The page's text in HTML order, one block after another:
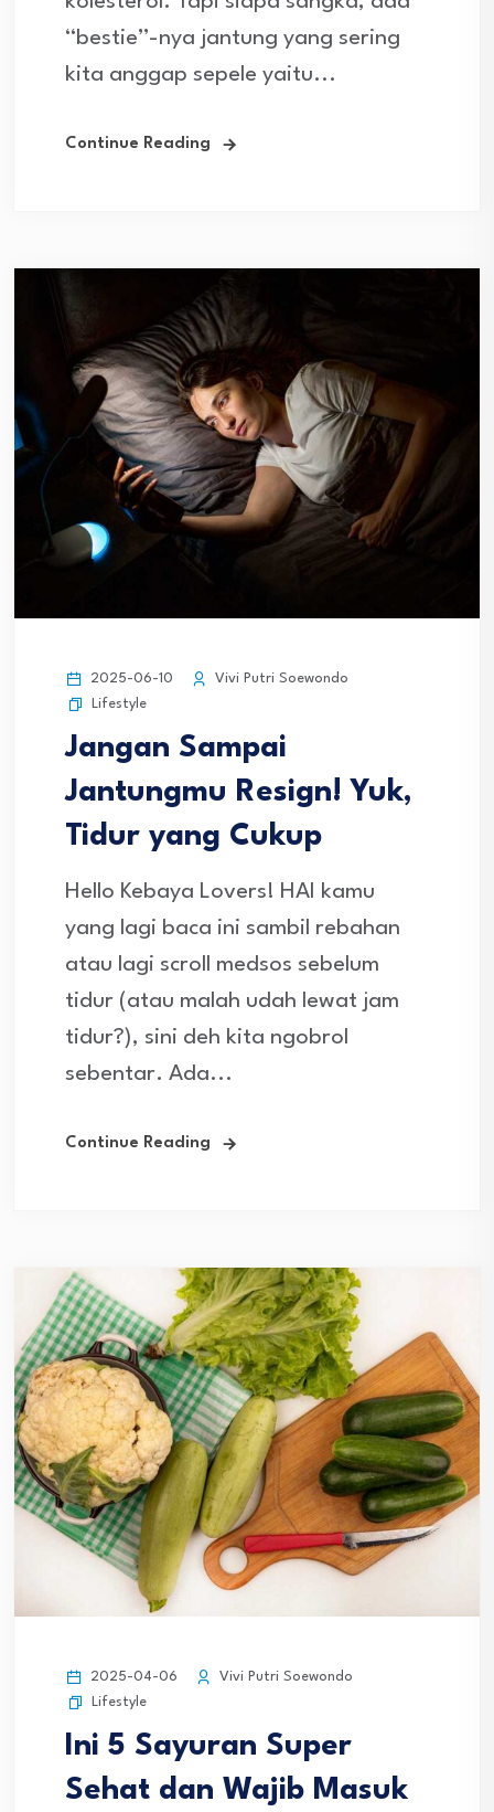
“bestie”-nya jantung yang sering
kita anggap sepele yaitu...
Continue Reading
2025-06-10
Vivi Putri Soewondo
Lifestyle
Jangan Sampai
Jantungmu Resign! Yuk,
Tidur yang Cukup
Hello Kebaya Lovers! HAI kamu
yang lagi baca ini sambil rebahan
atau lagi scroll medsos sebelum
tidur (atau malah udah lewat jam
tidur?), sini deh kita ngobrol
sebentar. Ada...
Continue Reading
2025-04-06
Vivi Putri Soewondo
Lifestyle
Ini 5 Sayuran Super
Sehat dan Wajib Masuk